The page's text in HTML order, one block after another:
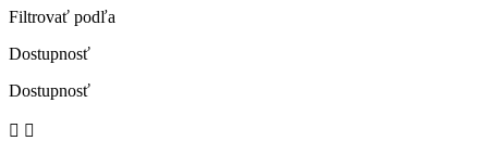
Filtrovať podľa
Dostupnosť
Dostupnosť
 